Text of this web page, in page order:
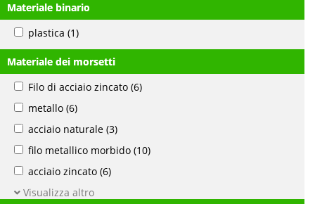
Materiale binario
plastica (1)
Materiale dei morsetti
Filo di acciaio zincato (6)
metallo (6)
acciaio naturale (3)
filo metallico morbido (10)
acciaio zincato (6)
Visualizza altro